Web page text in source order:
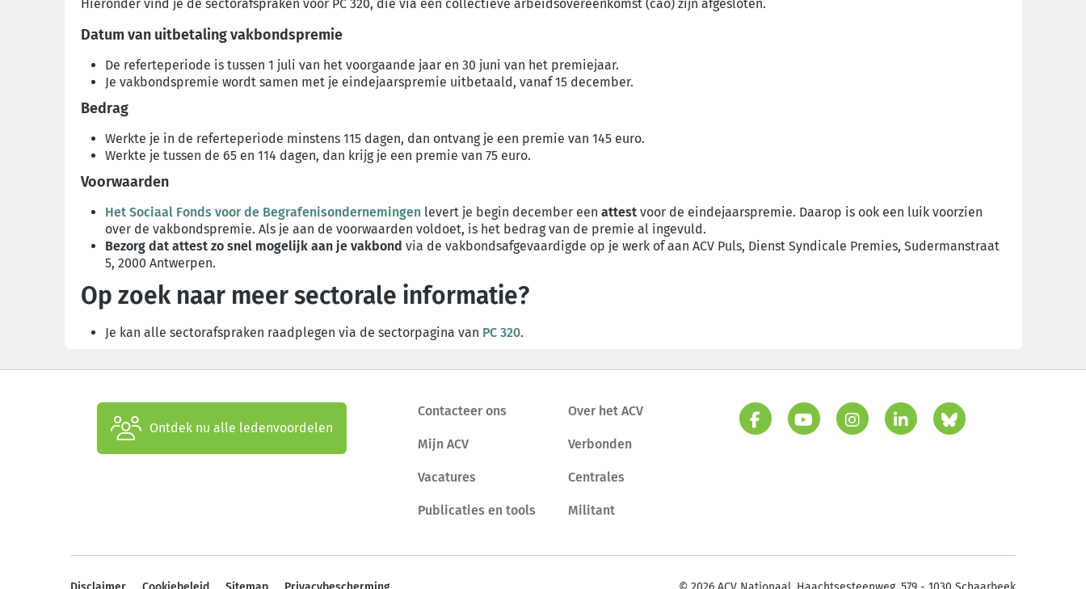
Hieronder vind je de sectorafspraken voor PC 320, die via een collectieve arbeidsovereenkomst (cao) zijn afgesloten.
Datum van uitbetaling vakbondspremie
De referteperiode is tussen 1 juli van het voorgaande jaar en 30 juni van het premiejaar.
Je vakbondspremie wordt samen met je eindejaarspremie uitbetaald, vanaf 15 december.
Bedrag
Werkte je in de referteperiode minstens 115 dagen, dan ontvang je een premie van 145 euro.
Werkte je tussen de 65 en 114 dagen, dan krijg je een premie van 75 euro.
Voorwaarden
Het Sociaal Fonds voor de Begrafenisondernemingenlevert je begin december een attestvoor de eindejaarspremie. Daarop is ook een luik voorzien
over de vakbondspremie. Als je aan de voorwaarden voldoet, is het bedrag van de premie al ingevuld.
Bezorg dat attest zo snel mogelijk aan je vakbond via de vakbondsafgevaardigde op je werk of aan ACV Puls, Dienst Syndicale Premies, Sudermanstraat
5, 2000 Antwerpen.
Op zoek naar meer sectorale informatie?
Je kan alle sectorafspraken raadplegen via de sectorpagina van PC 320.
Ontdek nu alle ledenvoordelen
Contacteer ons
Mijn ACV
Vacatures
Publicaties en tools
Over het ACV
Verbonden
Centrales
Militant